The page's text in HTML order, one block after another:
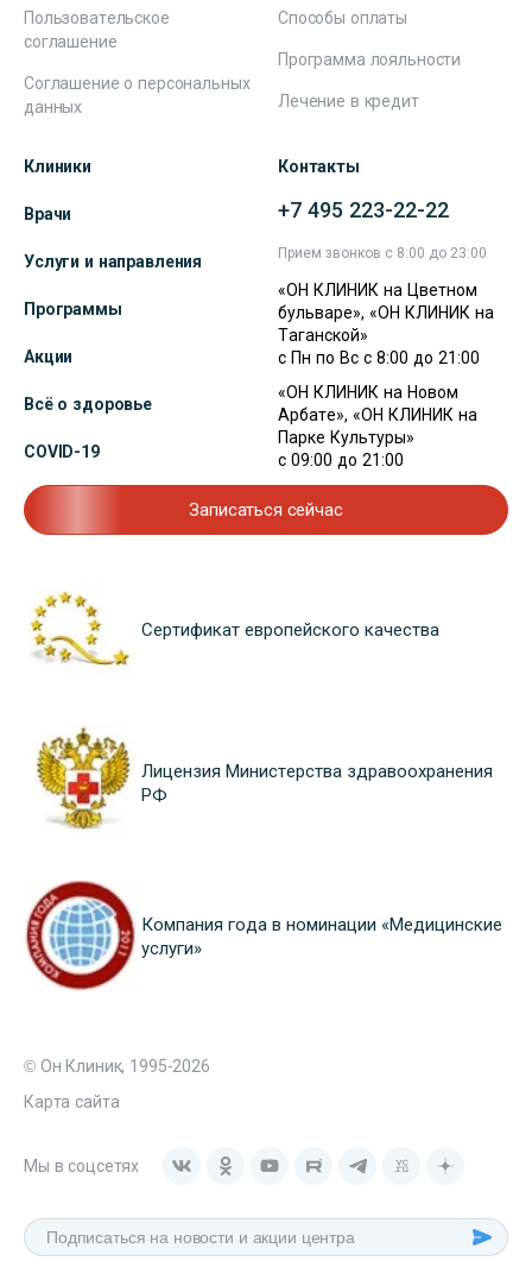
Пользовательское
соглашение
Соглашение о персональных
данных
Способы оплаты
Программа лояльности
Лечение в кредит
Клиники
Врачи
Услуги и направления
Программы
Акции
Всё о здоровье
COVID-19
Контакты
+7 495 223-22-22
Прием звонков с 8:00 до 23:00
«ОН КЛИНИК на Цветном
бульваре», «ОН КЛИНИК на
Таганской»
с Пн по Вс с 8:00 до 21:00
«ОН КЛИНИК на Новом
Арбате», «ОН КЛИНИК на
Парке Культуры»
с 09:00 до 21:00
Записаться сейчас
Сертификат европейского качества
Лицензия Министерства здравоохранения
РФ
Компания года в номинации «Медицинские
услуги»
© Он Клиник, 1995-2026
Карта сайта
Мы в соцсетях